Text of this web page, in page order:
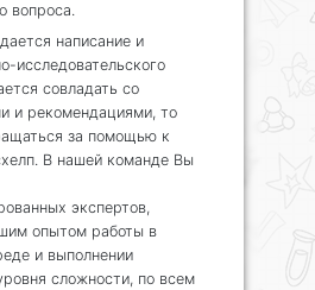
вопроса.
написание и
исследовательского
совладать со
и рекомендациями, то
за помощью к
В нашей команде Вы
экспертов,
опытом работы в
и выполнении
сложности, по всем